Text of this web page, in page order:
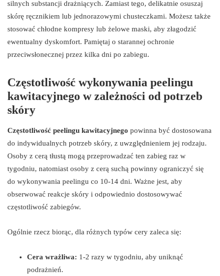
silnych substancji drażniących. Zamiast tego, delikatnie osuszaj
skórę ręcznikiem lub jednorazowymi chusteczkami. Możesz także
stosować chłodne kompresy lub żelowe maski, aby złagodzić
ewentualny dyskomfort. Pamiętaj o starannej ochronie
przeciwsłonecznej przez kilka dni po zabiegu.
Częstotliwość wykonywania peelingu
kawitacyjnego w zależności od potrzeb
skóry
Częstotliwość peelingu kawitacyjnego powinna być dostosowana
do indywidualnych potrzeb skóry, z uwzględnieniem jej rodzaju.
Osoby z cerą tłustą mogą przeprowadzać ten zabieg raz w
tygodniu, natomiast osoby z cerą suchą powinny ograniczyć się
do wykonywania peelingu co 10-14 dni. Ważne jest, aby
obserwować reakcje skóry i odpowiednio dostosowywać
częstotliwość zabiegów.
Ogólnie rzecz biorąc, dla różnych typów cery zaleca się:
Cera wrażliwa: 1-2 razy w tygodniu, aby uniknąć
podrażnień.